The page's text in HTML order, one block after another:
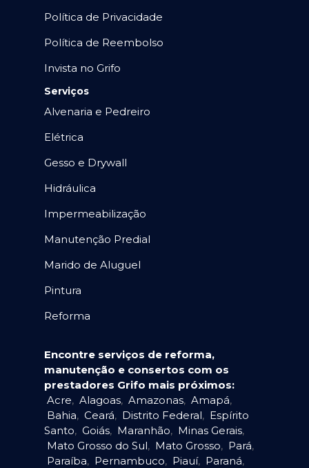
Política de Privacidade
Política de Reembolso
Invista no Grifo
Serviços
Alvenaria e Pedreiro
Elétrica
Gesso e Drywall
Hidráulica
Impermeabilização
Manutenção Predial
Marido de Aluguel
Pintura
Reforma
Encontre serviços de reforma,
manutenção e consertos com os
prestadores Grifo mais próximos:
Acre, Alagoas, Amazonas, Amapá,
Bahia, Ceará, Distrito Federal, Espírito
Santo, Goiás, Maranhão, Minas Gerais,
Mato Grosso do Sul, Mato Grosso, Pará,
Paraíba, Pernambuco, Piauí, Paraná,